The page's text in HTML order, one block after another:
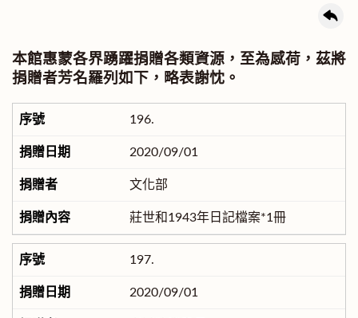
本館惠蒙各界踴躍捐贈各類資源，至為感荷，茲將
捐贈者芳名羅列如下，略表謝忱。
196.
2020/09/01
文化部
莊世和1943年日記檔案*1冊
197.
2020/09/01